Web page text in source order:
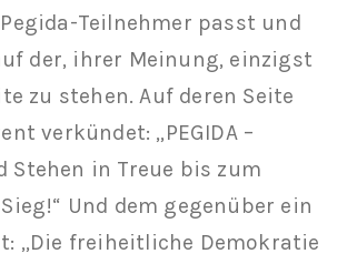
Teilnehmer passt und
der, ihrer Meinung, einzigst
zu stehen. Auf deren Seite
verkündet: „PEGIDA –
Stehen in Treue bis zum
Und dem gegenüber ein
„Die freiheitliche Demokratie